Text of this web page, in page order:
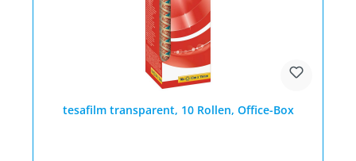
tesafilm transparent, 10 Rollen, Office-Box